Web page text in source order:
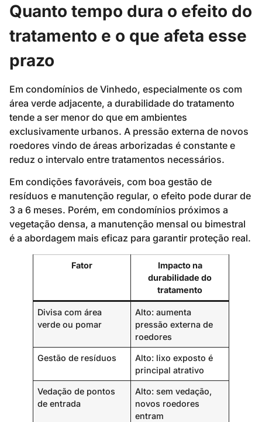
Quanto tempo dura o efeito do
tratamento e o que afeta esse
prazo
Em condomínios de Vinhedo, especialmente os com
área verde adjacente, a durabilidade do tratamento
tende a ser menor do que em ambientes
exclusivamente urbanos. A pressão externa de novos
roedores vindo de áreas arborizadas é constante e
reduz o intervalo entre tratamentos necessários.
Em condições favoráveis, com boa gestão de
resíduos e manutenção regular, o efeito pode durar de
3 a 6 meses. Porém, em condomínios próximos a
vegetação densa, a manutenção mensal ou bimestral
é a abordagem mais eficaz para garantir proteção real.
Fator
Impacto na
durabilidade do
tratamento
Divisa com área
verde ou pomar
Alto: aumenta
pressão externa de
roedores
Gestão de resíduos
Alto: lixo exposto é
principal atrativo
Vedação de pontos
de entrada
Alto: sem vedação,
novos roedores
entram